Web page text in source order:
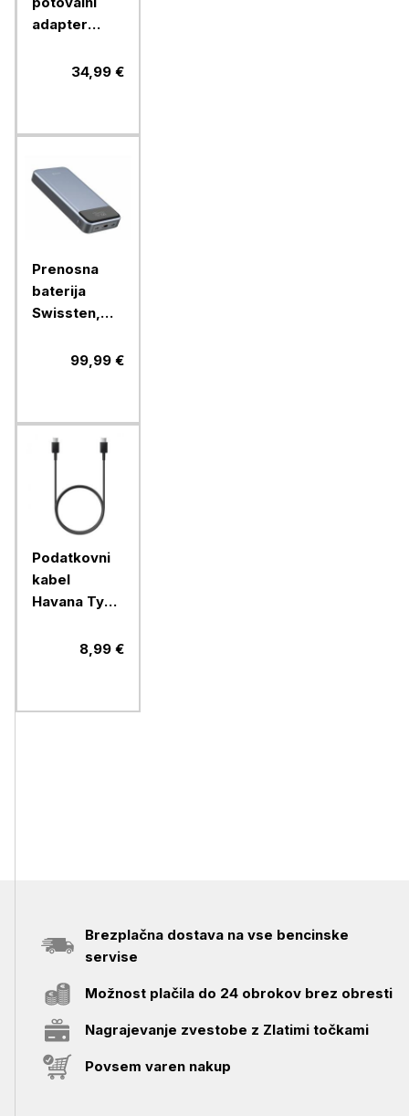
adapter
30W USB-C
49545
34,99 €
Prenosna
baterija
Swissten,
133W PD99,99 €
Podatkovni
kabel
Havana Type
meter, črn
8,99 €
Brezplačna dostava na vse bencinske
servise
Možnost plačila do 24 obrokov brez obresti
Nagrajevanje zvestobe z Zlatimi točkami
Povsem varen nakup